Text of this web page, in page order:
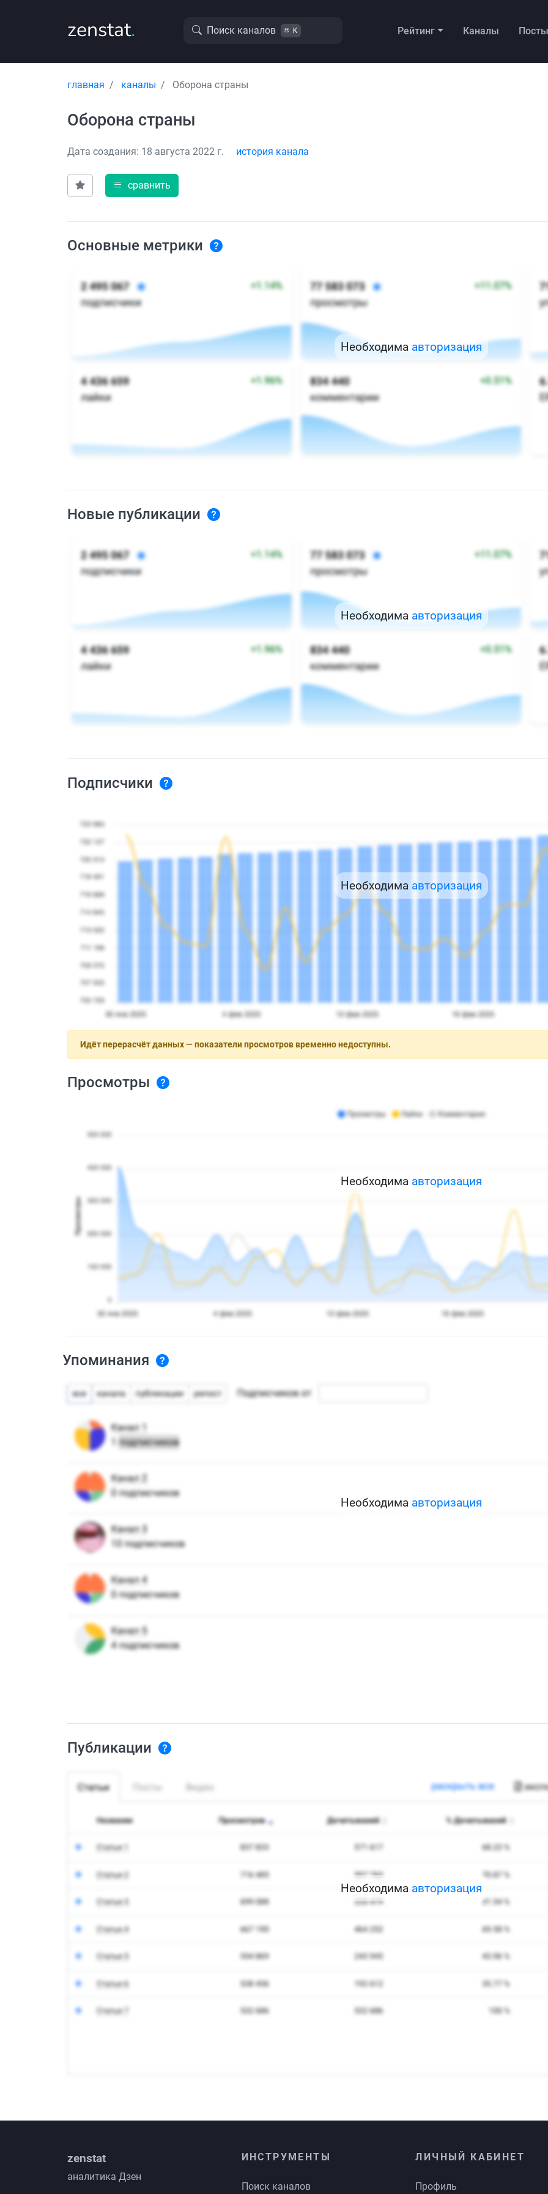
zenstat. Поиск каналов ⌘ K Рейтинг Каналы Посты
главная каналы Оборона страны
Оборона страны
Дата создания: 18 августа 2022 г. история канала
сравнить
Основные метрики
Необходима авторизация
Новые публикации
Необходима авторизация
Подписчики
Необходима авторизация
Идёт перерасчёт данных — показатели просмотров временно недоступны.
Просмотры
Необходима авторизация
Упоминания
Необходима авторизация
Публикации
Необходима авторизация
zenstat
аналитика Дзен
ИНСТРУМЕНТЫ
Поиск каналов
ЛИЧНЫЙ КАБИНЕТ
Профиль